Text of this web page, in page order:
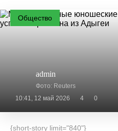
Общество
admin
Фото: Reuters
10:41, 12 май 2026
4 0
{short-story limit="840"}